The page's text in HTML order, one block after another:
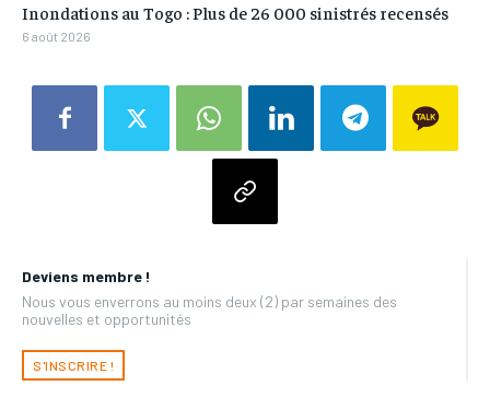
Deviens membre !
Nous vous enverrons au moins deux (2) par semaines des
nouvelles et opportunités
S'INSCRIRE !
Inondations au Togo : Plus de 26 000 sinistrés recensés
6 août 2026